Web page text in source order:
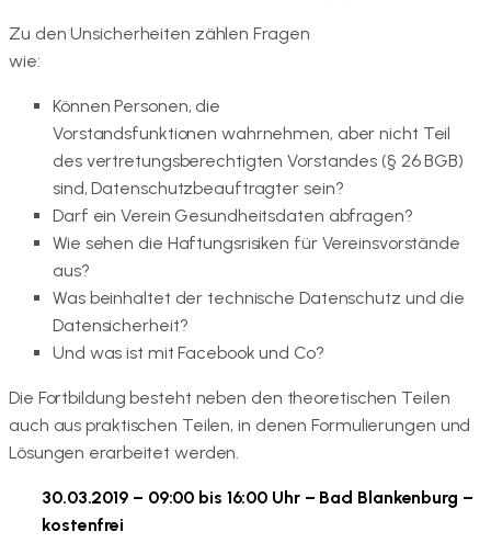
Zu den Unsicherheiten zählen Fragen
wie:
Können Personen, die
Vorstandsfunktionen wahrnehmen, aber nicht Teil
des vertretungsberechtigten Vorstandes (§ 26 BGB)
sind, Datenschutzbeauftragter sein?
Darf ein Verein Gesundheitsdaten abfragen?
Wie sehen die Haftungsrisiken für Vereinsvorstände
aus?
Was beinhaltet der technische Datenschutz und die
Datensicherheit?
Und was ist mit Facebook und Co?
Die Fortbildung besteht neben den theoretischen Teilen
auch aus praktischen Teilen, in denen Formulierungen und
Lösungen erarbeitet werden.
30.03.2019 – 09:00 bis 16:00 Uhr – Bad Blankenburg –
kostenfrei